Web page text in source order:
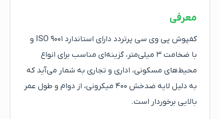
معرفی
کفپوش پی وی سی پرتردد دارای استاندارد ISO ۹۰۰۱ و
با ضخامت ۳ میلی‌متر، گزینه‌ای مناسب برای انواع
محیط‌های مسکونی، اداری و تجاری به شمار می‌آید که
به دلیل لایه ضدخش ۴۰۰ میکرونی، از دوام و طول عمر
بالایی برخوردار است.